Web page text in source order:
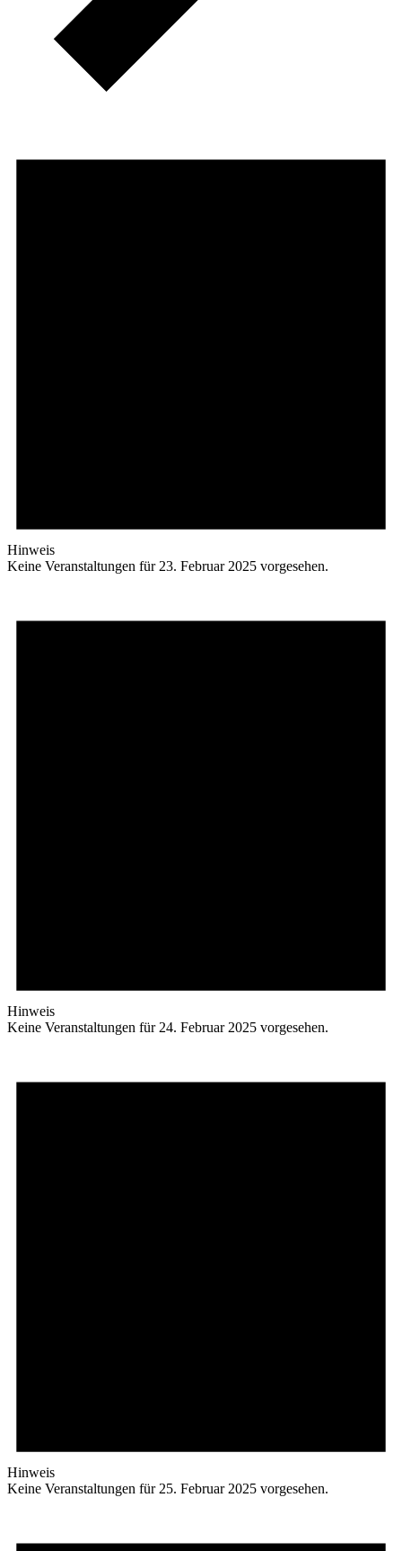
Hinweis
Keine Veranstaltungen für 23. Februar 2025 vorgesehen.
Hinweis
Keine Veranstaltungen für 24. Februar 2025 vorgesehen.
Hinweis
Keine Veranstaltungen für 25. Februar 2025 vorgesehen.